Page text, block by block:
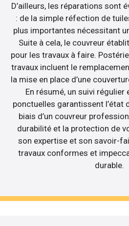
D’ailleurs, les réparations sont
: de la simple réfection de
plus importantes nécessitant
Suite à cela, le couvreur
pour les travaux à faire.
travaux incluent le
la mise en place d’une
En résumé, un suivi
ponctuelles garantissent l’état
biais d’un couvreur
durabilité et la protection de
son expertise et son savoir-
travaux conformes et
durable.